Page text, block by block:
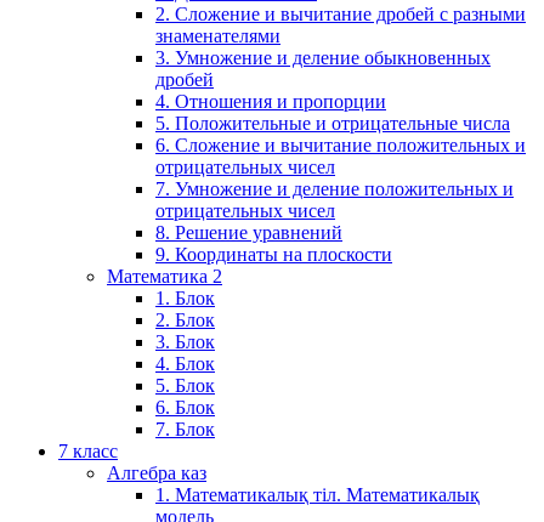
2. Сложение и вычитание дробей с разными
знаменателями
3. Умножение и деление обыкновенных
дробей
4. Отношения и пропорции
5. Положительные и отрицательные числа
6. Сложение и вычитание положительных и
отрицательных чисел
7. Умножение и деление положительных и
отрицательных чисел
8. Решение уравнений
9. Координаты на плоскости
Математика 2
1. Блок
2. Блок
3. Блок
4. Блок
5. Блок
6. Блок
7. Блок
7 класс
Алгебра каз
1. Математикалық тіл. Математикалық
модель